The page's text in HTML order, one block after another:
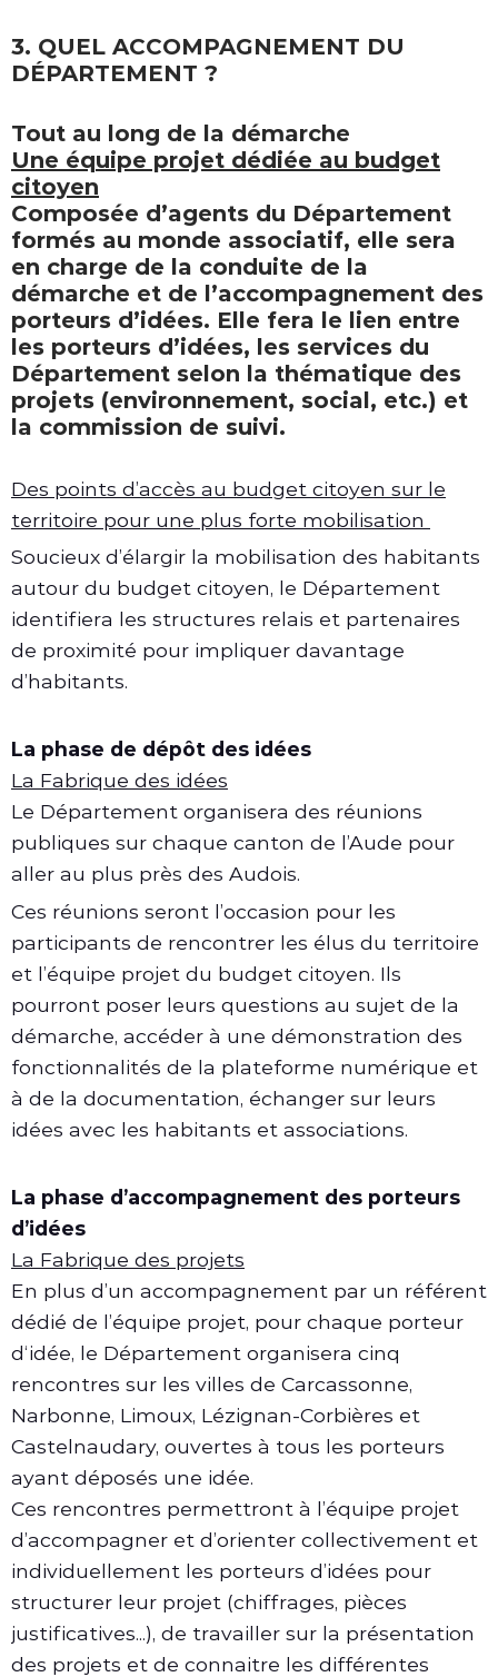
3. QUEL ACCOMPAGNEMENT DU
DÉPARTEMENT ?
Tout au long de la démarche
Une équipe projet dédiée au budget
citoyen
Composée d’agents du Département
formés au monde associatif, elle sera
en charge de la conduite de la
démarche et de l’accompagnement des
porteurs d’idées. Elle fera le lien entre
les porteurs d’idées, les services du
Département selon la thématique des
projets (environnement, social, etc.) et
la commission de suivi.
Des points d’accès au budget citoyen sur le
territoire pour une plus forte mobilisation
Soucieux d’élargir la mobilisation des habitants
autour du budget citoyen, le Département
identifiera les structures relais et partenaires
de proximité pour impliquer davantage
d’habitants.
La phase de dépôt des idées
La Fabrique des idées
Le Département organisera des réunions
publiques sur chaque canton de l’Aude pour
aller au plus près des Audois.
Ces réunions seront l’occasion pour les
participants de rencontrer les élus du territoire
et l’équipe projet du budget citoyen. Ils
pourront poser leurs questions au sujet de la
démarche, accéder à une démonstration des
fonctionnalités de la plateforme numérique et
à de la documentation, échanger sur leurs
idées avec les habitants et associations.
La phase d’accompagnement des porteurs
d’idées
La Fabrique des projets
En plus d’un accompagnement par un référent
dédié de l’équipe projet, pour chaque porteur
d‘idée, le Département organisera cinq
rencontres sur les villes de Carcassonne,
Narbonne, Limoux, Lézignan-Corbières et
Castelnaudary, ouvertes à tous les porteurs
ayant déposés une idée.
Ces rencontres permettront à l’équipe projet
d’accompagner et d’orienter collectivement et
individuellement les porteurs d’idées pour
structurer leur projet (chiffrages, pièces
justificatives...), de travailler sur la présentation
des projets et de connaitre les différentes